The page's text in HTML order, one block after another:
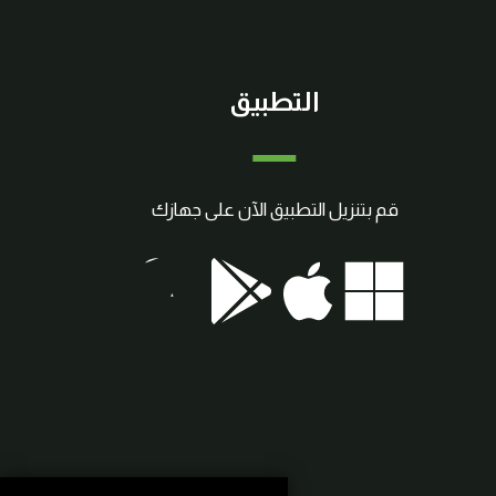
التطبيق
قم بتنزيل التطبيق الآن على جهازك